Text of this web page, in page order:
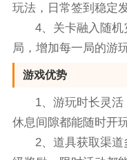
玩法，日常签到稳定
4、关卡融入随
局，增加每一局的游
游戏优势
1、游玩时长灵活
休息间隙都能随时开玩
2、道具获取渠